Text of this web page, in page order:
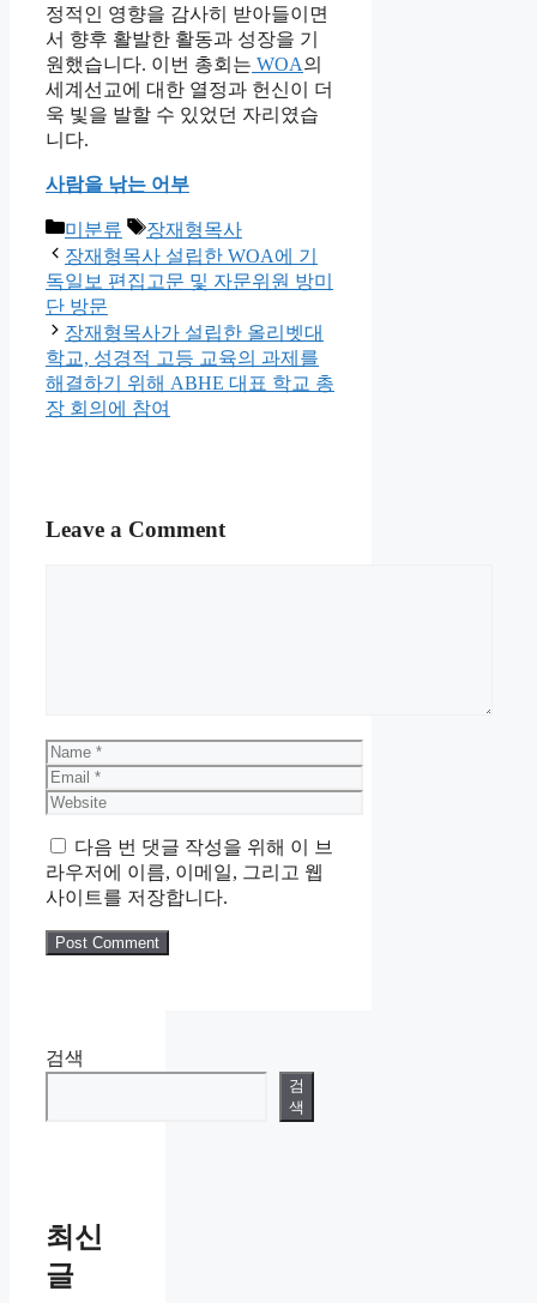
정적인 영향을 감사히 받아들이면
서 향후 활발한 활동과 성장을 기
원했습니다. 이번 총회는 WOA의
세계선교에 대한 열정과 헌신이 더
욱 빛을 발할 수 있었던 자리였습
니다.
사람을 낚는 어부
Categories
미분류 Tags
장재형목사
장재형목사 설립한 WOA에 기
독일보 편집고문 및 자문위원 방미
단 방문
장재형목사가 설립한 올리벳대
학교, 성경적 고등 교육의 과제를
해결하기 위해 ABHE 대표 학교 총
장 회의에 참여
Leave a Comment
Name
Email
Website
다음 번 댓글 작성을 위해 이 브
라우저에 이름, 이메일, 그리고 웹
사이트를 저장합니다.
검색
검
색
최신
글